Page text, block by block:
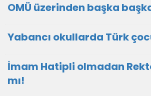
OMÜ üzerinden başka
Yabancı okullarda Türk
İmam Hatipli olmadan
mı!